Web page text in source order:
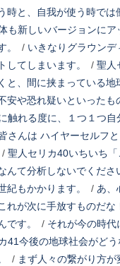
時と、自我が使う時では
も新しいバージョンにア
。
/ いきなりグラウンデ
してしまいます。
/ 聖人
と、間に挟まっている地
安や恐れ疑いといったも
触れる度に、１つ１つ自
さんは ハイヤーセルフ
/ 聖人セリカ40いちいち「
んて分析しないでくださ
紀もかかります。
/ あ、
れが次に手放すものだな
です。
/ それが今の時
41今後の地球社会がど
/ まず人々の繋がり方が